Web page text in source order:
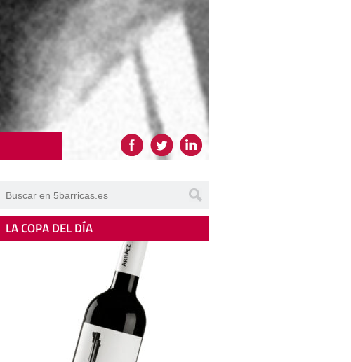
LA COPA DEL DÍA